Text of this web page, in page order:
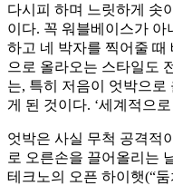
다시피 하며 느릿하게 솟
이다. 꼭 워블베이스가 아
하고 네 박자를 찍어줄
으로 올라오는 스타일도
는, 특히 저음이 엇박으로
게 된 것이다. ‘세계적으
엇박은 사실 무척 공격적
로 오른손을 끌어올리는
테크노의 오픈 하이햇(“